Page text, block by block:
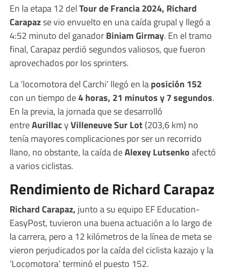
En la etapa 12 delTour de Francia 2024, Richard
Carapazse vio envuelto en una caída grupal y llegó a
4:52 minuto del ganadorBiniam Girmay. En el tramo
final, Carapaz perdió segundos valiosos, que fueron
aprovechados por los sprinters.
La ‘locomotora del Carchi’ llegó en laposición 152
con un tiempo de4 horas, 21 minutos y 7 segundos.
En la previa, la jornada que se desarrolló
entreAurillacyVilleneuve Sur Lot (203,6 km) no
tenía mayores complicaciones por ser un recorrido
llano, no obstante, la caída deAlexey Lutsenkoafectó
a varios ciclistas.
Rendimiento de Richard Carapaz
Richard Carapaz, junto a su equipo EF Education-
EasyPost, tuvieron una buena actuación a lo largo de
la carrera, pero a 12 kilómetros de la línea de meta se
vieron perjudicados por la caída del ciclista kazajo y la
‘Locomotora’ terminó el puesto 152.